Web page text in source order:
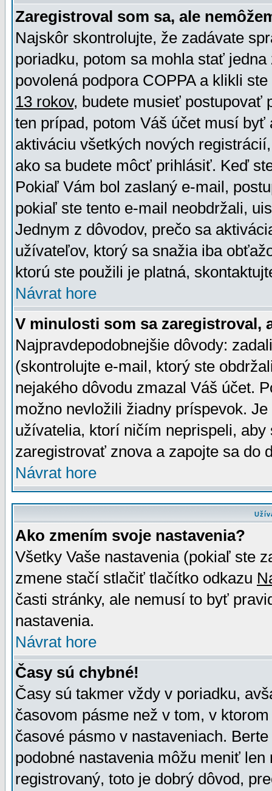
Zaregistroval som sa, ale
Najskôr skontrolujte, že zadávate
poriadku, potom sa mohla stať
povolená podpora COPPA a klikli
13 rokov, budete musieť postupovať
ten prípad, potom Váš účet musí
aktiváciu všetkých nových
ako sa budete môcť prihlásiť. Keď
Pokiaľ Vám bol zaslaný e-mail,
pokiaľ ste tento e-mail neobdržali,
Jednym z dôvodov, prečo sa
užívateľov, ktorý sa snažia iba
ktorú ste použili je platná,
Návrat hore
V minulosti som sa zaregistroval,
Najpravdepodobnejšie dôvody:
(skontrolujte e-mail, ktorý ste
nejakého dôvodu zmazal Váš účet.
možno nevložili žiadny príspevok.
užívatelia, ktorí ničím neprispeli,
zaregistrovať znova a zapojte sa do
Návrat hore
Ako zmením svoje nastavenia?
Všetky Vaše nastavenia (pokiaľ ste
zmene stačí stlačiť tlačítko odkazu
časti stránky, ale nemusí to byť
nastavenia.
Návrat hore
Časy sú chybné!
Časy sú takmer vždy v poriadku,
časovom pásme než v tom, v
časové pásmo v nastaveniach.
podobné nastavenia môžu meniť
registrovaný, toto je dobrý dôvod,